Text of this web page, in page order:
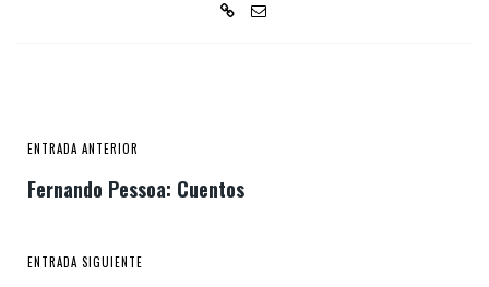
ENTRADA ANTERIOR
Fernando Pessoa: Cuentos
ENTRADA SIGUIENTE